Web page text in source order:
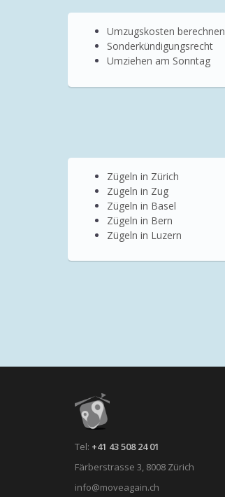
Umzugskosten berechnen
Sonderkündigungsrecht
Umziehen am Sonntag
Zügeln in Zürich
Zügeln in Zug
Zügeln in Basel
Zügeln in Bern
Zügeln in Luzern
Tel: +41 43 508 24 01
Färberstrasse 3, 8008 Zürich
info@moveagain.ch